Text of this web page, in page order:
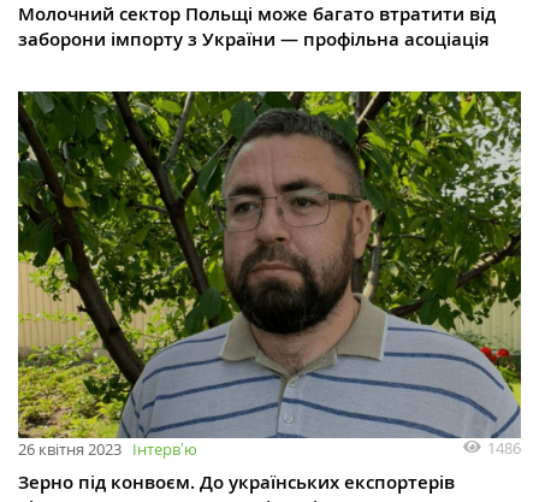
Молочний сектор Польщі може багато втратити від
заборони імпорту з України — профільна асоціація
26 квітня 2023 Інтервʼю 1486
Зерно під конвоєм. До українських експортерів